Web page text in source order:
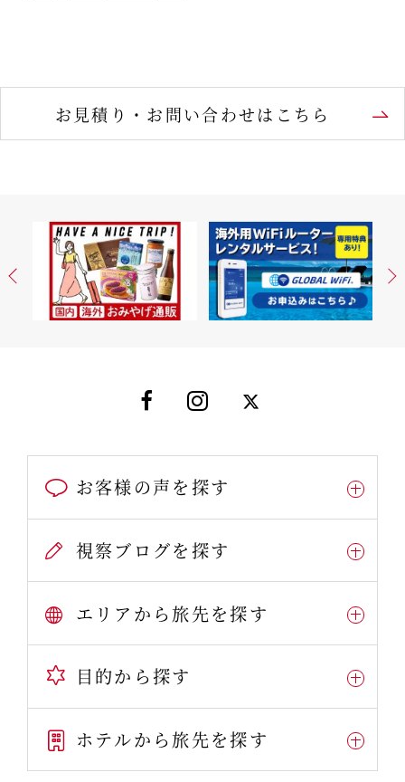
お見積り・お問い合わせはこちら
お客様の声を探す
視察ブログを探す
エリアから旅先を探す
目的から探す
ホテルから旅先を探す